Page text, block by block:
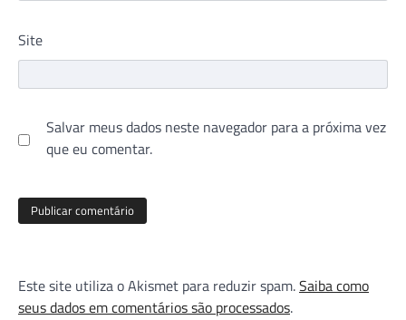
Site
Salvar meus dados neste navegador para a próxima vez
que eu comentar.
Este site utiliza o Akismet para reduzir spam.Saiba como
seus dados em comentários são processados.